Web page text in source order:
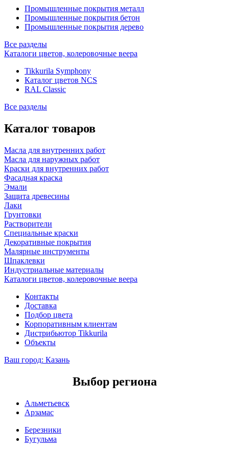
Промышленные покрытия металл
Промышленные покрытия бетон
Промышленные покрытия дерево
Все разделы
Каталоги цветов, колеровочные веера
Tikkurila Symphony
Каталог цветов NCS
RAL Classic
Все разделы
Каталог товаров
Масла для внутренних работ
Масла для наружных работ
Краски для внутренних работ
Фасадная краска
Эмали
Защита древесины
Лаки
Грунтовки
Растворители
Специальные краски
Декоративные покрытия
Малярные инструменты
Шпаклевки
Индустриальные материалы
Каталоги цветов, колеровочные веера
Контакты
Доставка
Подбор цвета
Корпоративным клиентам
Дистрибьютор Tikkurila
Объекты
Ваш город: Казань
Выбор региона
Альметьевск
Арзамас
Березники
Бугульма